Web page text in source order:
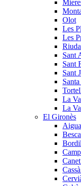
Olot
Les
Les
Sant
Sant
Sant
La
La
El Gironès